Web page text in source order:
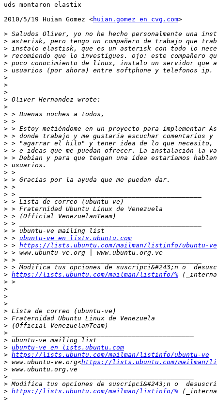
uds montaron elastix
2010/5/19 Huian Gomez <huian.gomez en cvg.com>
>
>
>
>
>
>
>
>
>
>
>
>
>
>
>
>
>
>
>
>
>
>
>
>
>
>
>
>
> > ubuntu-ve en lists.ubuntu.com
> > https://lists.ubuntu.com/mailman/listinfo/ubuntu-ve
>
>
>
> https://lists.ubuntu.com/mailman/listinfo/%
>
>
>
>
>
>
>
>
>
> ubuntu-ve en lists.ubuntu.com
> https://lists.ubuntu.com/mailman/listinfo/ubuntu-ve
> www.ubuntu-ve.org<https://lists.ubuntu.com/mailman/
>
>
>
> https://lists.ubuntu.com/mailman/listinfo/%
>